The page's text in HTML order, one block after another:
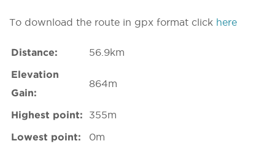
To download the route in gpx format click here
Distance:
56.9km
Elevation
Gain:
864m
Highest point:
355m
Lowest point:
0m